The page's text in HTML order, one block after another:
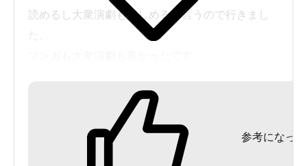
読めるし大衆演劇も楽しめると言うので行きまし
た。
がというコンセプトなのでしょうがないとは思い
ますが、ゆったりくつろげるイメージのBGMが何
も聞こえないぐらいのうるささに、もう少し長居
するつもりが早々に出てしまいました。
参考になった